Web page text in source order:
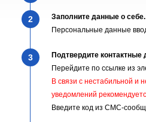
2
Заполните данные о себе.
Персональные данные
3
Подтвердите контактные
Перейдите по ссылке из
В связи с нестабильной и
уведомлений
Введите код из СМС-